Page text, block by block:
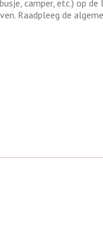
camper, etc.) op de
Raadpleeg de